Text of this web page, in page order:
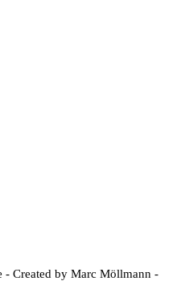
- Created by Marc Möllmann -